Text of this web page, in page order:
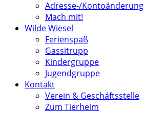
Adresse-/Kontoänderung
Mach mit!
Wilde Wiesel
Ferienspaß
Gassitrupp
Kindergruppe
Jugendgruppe
Kontakt
Verein & Geschäftsstelle
Zum Tierheim